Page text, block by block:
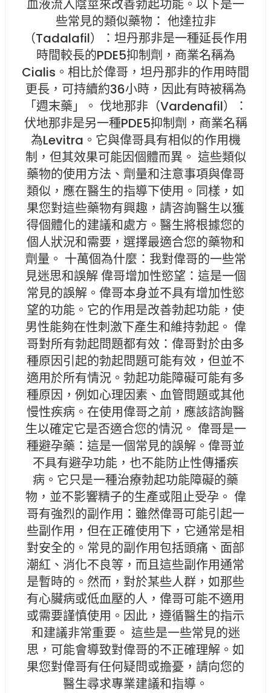
血液流入陰莖來改善勃起功能。以下是一
些常見的類似藥物： 他達拉非
（Tadalafil）：坦丹那非是一種延長作用
時間較長的PDE5抑制劑，商業名稱為
Cialis。相比於偉哥，坦丹那非的作用時間
更長，可持續約36小時，因此有時被稱為
「週末藥」。 伐地那非（Vardenafil）：
伏地那非是另一種PDE5抑制劑，商業名稱
為Levitra。它與偉哥具有相似的作用機
制，但其效果可能因個體而異。 這些類似
藥物的使用方法、劑量和注意事項與偉哥
類似，應在醫生的指導下使用。同樣，如
果您對這些藥物有興趣，請咨詢醫生以獲
得個體化的建議和處方。醫生將根據您的
個人狀況和需要，選擇最適合您的藥物和
劑量。 十萬個為什麼：我對偉哥的一些常
見迷思和誤解 偉哥增加性慾望：這是一個
常見的誤解。偉哥本身並不具有增加性慾
望的功能。它的作用是改善勃起功能，使
男性能夠在性刺激下產生和維持勃起。 偉
哥對所有勃起問題都有效：偉哥對於由多
種原因引起的勃起問題可能有效，但並不
適用於所有情況。勃起功能障礙可能有多
種原因，例如心理因素、血管問題或其他
慢性疾病。在使用偉哥之前，應該諮詢醫
生以確定它是否適合您的情況。 偉哥是一
種避孕藥：這是一個常見的誤解。偉哥並
不具有避孕功能，也不能防止性傳播疾
病。它只是一種治療勃起功能障礙的藥
物，並不影響精子的生產或阻止受孕。 偉
哥有強烈的副作用：雖然偉哥可能引起一
些副作用，但在正確使用下，它通常是相
對安全的。常見的副作用包括頭痛、面部
潮紅、消化不良等，而且這些副作用通常
是暫時的。然而，對於某些人群，如那些
有心臟病或低血壓的人，偉哥可能不適用
或需要謹慎使用。因此，遵循醫生的指示
和建議非常重要。 這些是一些常見的迷
思，可能會導致對偉哥的不正確理解。如
果您對偉哥有任何疑問或擔憂，請向您的
醫生尋求專業建議和指導。